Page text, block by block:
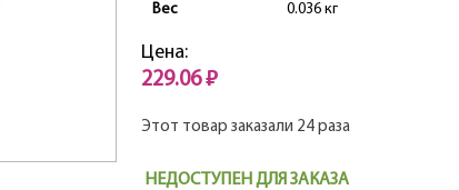
Вес
0.036 кг
Цена:
229.06 ₽
Этот товар заказали 24 раза
НЕДОСТУПЕН ДЛЯ ЗАКАЗА